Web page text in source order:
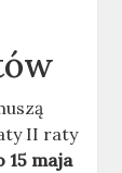
II raty
15 maja